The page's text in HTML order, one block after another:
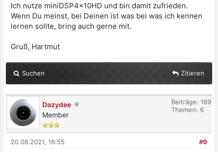
Ich nutze miniDSP4x10HD und bin damit zufrieden.
Wenn Du meinst, bei Deinen ist was bei was ich kennen
lernen sollte, bring auch gerne mit.
Gruß, Hartmut
Suchen Zitieren
Dazydee
Member
Beiträge: 169
Themen: 6
#9
20.08.2021, 16:55